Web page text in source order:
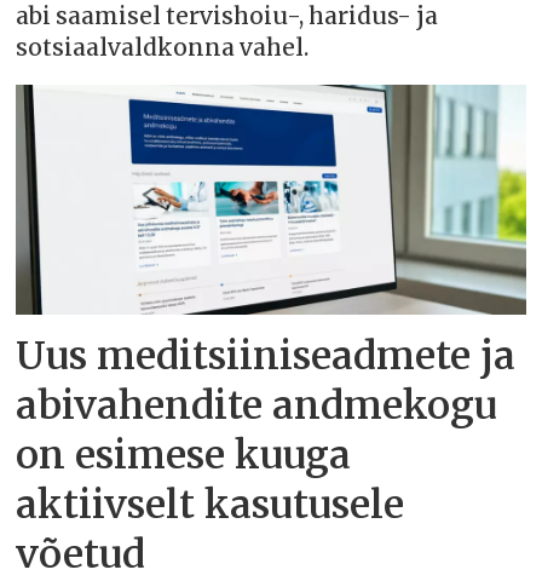
abi saamisel tervishoiu-, haridus- ja
sotsiaalvaldkonna vahel.
Uus meditsiiniseadmete ja
abivahendite andmekogu
on esimese kuuga
aktiivselt kasutusele
võetud